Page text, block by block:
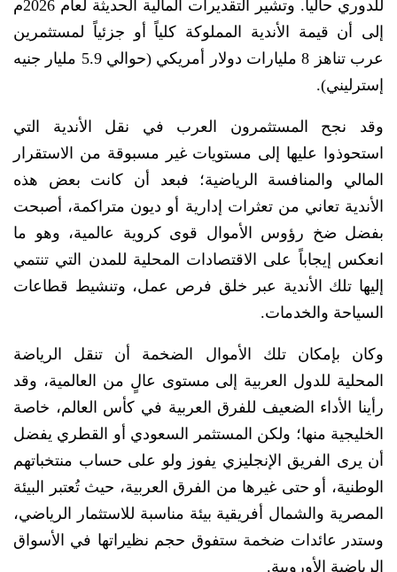
للدوري حالياً. وتشير التقديرات المالية الحديثة لعام 2026م
إلى أن قيمة الأندية المملوكة كلياً أو جزئياً لمستثمرين
عرب تناهز 8 مليارات دولار أمريكي (حوالي 5.9 مليار جنيه
إسترليني).
وقد نجح المستثمرون العرب في نقل الأندية التي
استحوذوا عليها إلى مستويات غير مسبوقة من الاستقرار
المالي والمنافسة الرياضية؛ فبعد أن كانت بعض هذه
الأندية تعاني من تعثرات إدارية أو ديون متراكمة، أصبحت
بفضل ضخ رؤوس الأموال قوى كروية عالمية، وهو ما
انعكس إيجاباً على الاقتصادات المحلية للمدن التي تنتمي
إليها تلك الأندية عبر خلق فرص عمل، وتنشيط قطاعات
السياحة والخدمات.
وكان بإمكان تلك الأموال الضخمة أن تنقل الرياضة
المحلية للدول العربية إلى مستوى عالٍ من العالمية، وقد
رأينا الأداء الضعيف للفرق العربية في كأس العالم، خاصة
الخليجية منها؛ ولكن المستثمر السعودي أو القطري يفضل
أن يرى الفريق الإنجليزي يفوز ولو على حساب منتخباتهم
الوطنية، أو حتى غيرها من الفرق العربية، حيث تُعتبر البيئة
المصرية والشمال أفريقية بيئة مناسبة للاستثمار الرياضي،
وستدر عائدات ضخمة ستفوق حجم نظيراتها في الأسواق
الرياضية الأوروبية.